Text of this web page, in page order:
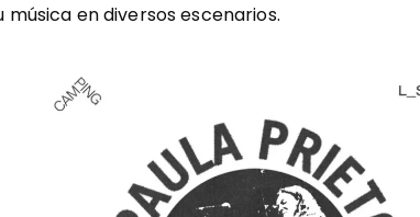
en diversos escenarios.